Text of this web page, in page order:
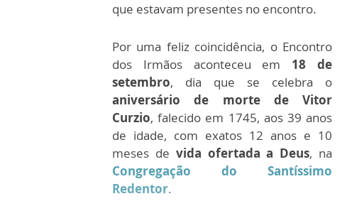
que estavam presentes no encontro.
Por uma feliz coincidência, o Encontro
dos Irmãos aconteceu em 18 de
setembro, dia que se celebra o
aniversário de morte de Vitor
Curzio, falecido em 1745, aos 39 anos
de idade, com exatos 12 anos e 10
meses de vida ofertada a Deus, na
Congregação do Santíssimo
Redentor.